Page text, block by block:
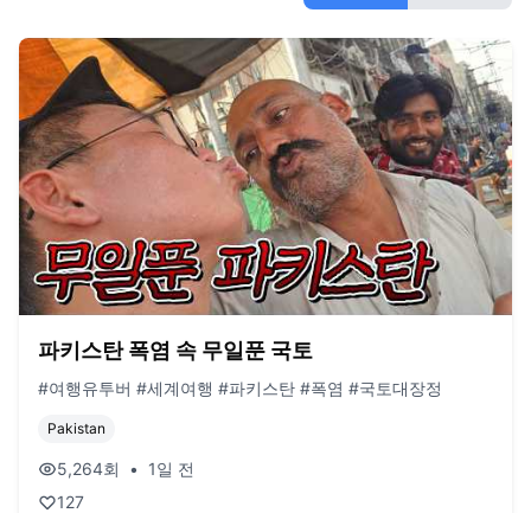
파키스탄 폭염 속 무일푼 국토
#여행유투버 #세계여행 #파키스탄 #폭염 #국토대장정
Pakistan
5,264회 •
1일 전
127